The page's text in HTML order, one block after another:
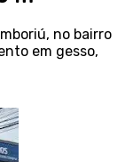
no bairro
em gesso,